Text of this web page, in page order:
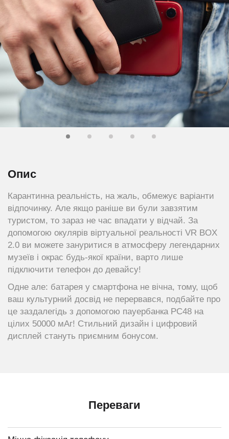
Опис
Карантинна реальність, на жаль, обмежує варіанти
відпочинку. Але якщо раніше ви були завзятим
туристом, то зараз не час впадати у відчай. За
допомогою окулярів віртуальної реальності VR BOX
2.0 ви можете зануритися в атмосферу легендарних
музеїв і окрас будь-якої країни, варто лише
підключити телефон до девайсу!
Одне але: батарея у смартфона не вічна, тому, щоб
ваш культурний досвід не перервався, подбайте про
це заздалегідь з допомогою пауербанка PC48 на
цілих 50000 мАг! Стильний дизайн і цифровий
дисплей стануть приємним бонусом.
Переваги